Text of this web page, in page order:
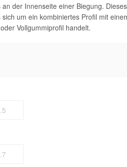
der Innenseite einer Biegung.
um ein kombiniertes Profil mit
Vollgummiprofil handelt.